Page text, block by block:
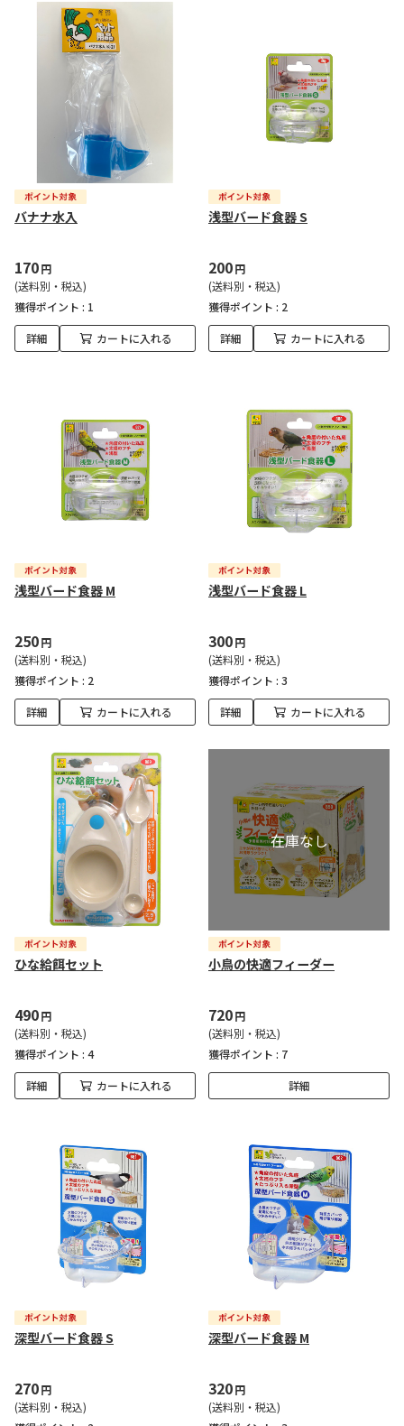
バナナ水入
170円
(送料別・税込)
獲得ポイント : 1
詳細 カートに入れる
浅型バード食器 S
200円
(送料別・税込)
獲得ポイント : 2
詳細 カートに入れる
浅型バード食器 M
250円
(送料別・税込)
獲得ポイント : 2
詳細 カートに入れる
浅型バード食器 L
300円
(送料別・税込)
獲得ポイント : 3
詳細 カートに入れる
ひな給餌セット
490円
(送料別・税込)
獲得ポイント : 4
詳細 カートに入れる
小鳥の快適フィーダー
720円
(送料別・税込)
獲得ポイント : 7
詳細
深型バード食器 S
270円
(送料別・税込)
深型バード食器 M
320円
(送料別・税込)